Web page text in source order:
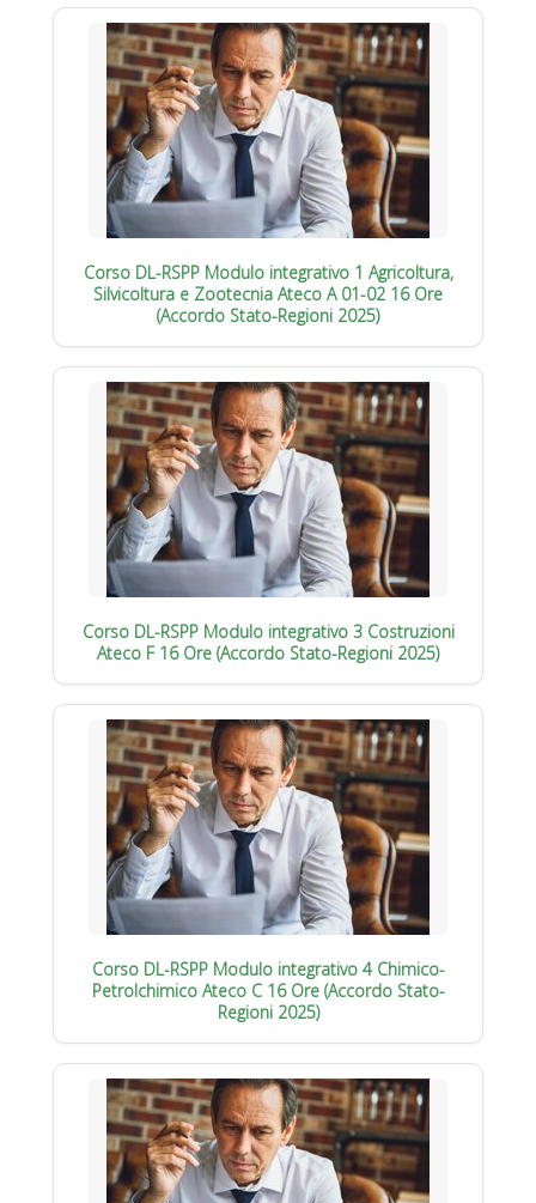
Corso DL-RSPP Modulo integrativo 1 Agricoltura,
Silvicoltura e Zootecnia Ateco A 01-02 16 Ore
(Accordo Stato-Regioni 2025)
Corso DL-RSPP Modulo integrativo 3 Costruzioni
Ateco F 16 Ore (Accordo Stato-Regioni 2025)
Corso DL-RSPP Modulo integrativo 4 Chimico-
Petrolchimico Ateco C 16 Ore (Accordo Stato-
Regioni 2025)